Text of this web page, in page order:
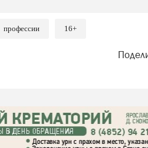
профессии 16+